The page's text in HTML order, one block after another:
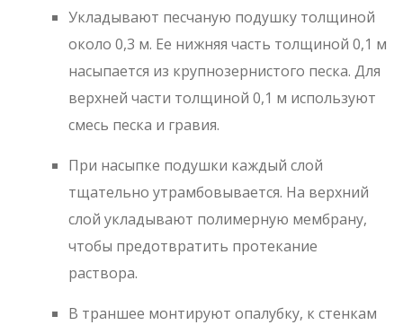
Укладывают песчаную подушку толщиной
около 0,3 м. Ее нижняя часть толщиной 0,1 м
насыпается из крупнозернистого песка. Для
верхней части толщиной 0,1 м используют
смесь песка и гравия.
При насыпке подушки каждый слой
тщательно утрамбовывается. На верхний
слой укладывают полимерную мембрану,
чтобы предотвратить протекание
раствора.
В траншее монтируют опалубку, к стенкам